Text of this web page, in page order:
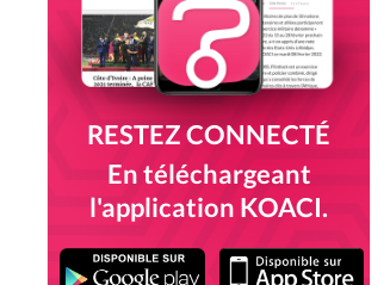
RESTEZ CONNECTÉ
En téléchargeant
l'application KOACI.